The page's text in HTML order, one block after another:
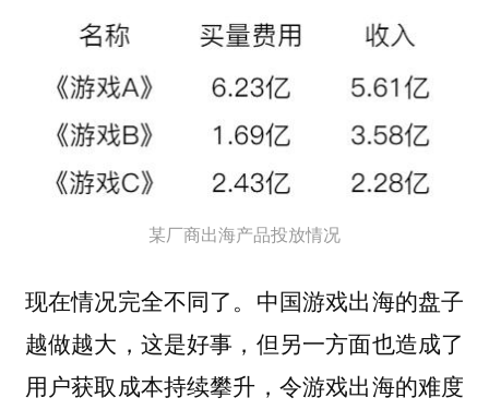
某厂商出海产品投放情况
现在情况完全不同了。中国游戏出海的盘子
越做越大，这是好事，但另一方面也造成了
用户获取成本持续攀升，令游戏出海的难度